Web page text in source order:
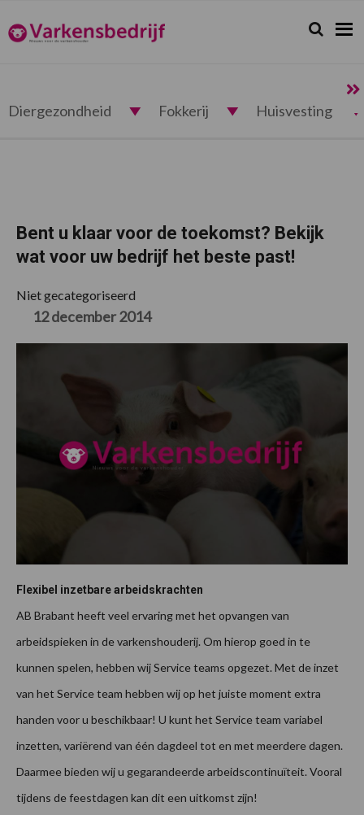
de
hoofdnavigatie
de
hoofd
de
eerste
de
voettekst
Varkensbedrijf.nl Zoeken...
Zoek
Diergezondheid Fokkerij Huisvesting
Bent u klaar voor de toekomst? Bekijk
wat voor uw bedrijf het beste past!
Niet gecategoriseerd
12 december 2014
Flexibel inzetbare arbeidskrachten
AB Brabant heeft veel ervaring met het opvangen van
arbeidspieken in de varkenshouderij. Om hierop goed in te
kunnen spelen, hebben wij Service teams opgezet. Met de inzet
van het Service team hebben wij op het juiste moment extra
handen voor u beschikbaar! U kunt het Service team variabel
inzetten, variërend van één dagdeel tot en met meerdere dagen.
Daarmee bieden wij u gegarandeerde arbeidscontinuïteit. Vooral
tijdens de feestdagen kan dit een uitkomst zijn!